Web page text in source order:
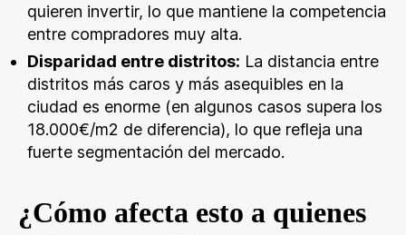
quieren invertir, lo que mantiene la competencia
entre compradores muy alta.
Disparidad entre distritos: La distancia entre
distritos más caros y más asequibles en la
ciudad es enorme (en algunos casos supera los
18.000€/m2 de diferencia), lo que refleja una
fuerte segmentación del mercado.
¿Cómo afecta esto a quienes